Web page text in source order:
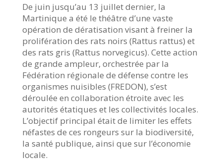
De juin jusqu’au 13 juillet dernier, la
Martinique a été le théâtre d’une vaste
opération de dératisation visant à freiner la
prolifération des rats noirs (Rattus rattus) et
des rats gris (Rattus norvegicus). Cette action
de grande ampleur, orchestrée par la
Fédération régionale de défense contre les
organismes nuisibles (FREDON), s’est
déroulée en collaboration étroite avec les
autorités étatiques et les collectivités locales.
L’objectif principal était de limiter les effets
néfastes de ces rongeurs sur la biodiversité,
la santé publique, ainsi que sur l’économie
locale.